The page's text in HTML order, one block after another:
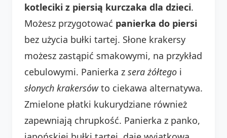
kotleciki z piersią kurczaka dla dzieci.
Możesz przygotować panierka do piersi
bez użycia bułki tartej. Słone krakersy
możesz zastąpić smakowymi, na przykład
cebulowymi. Panierka z sera żółtego i
słonych krakersówto ciekawa alternatywa.
Zmielone płatki kukurydziane również
zapewniają chrupkość. Panierka z panko,